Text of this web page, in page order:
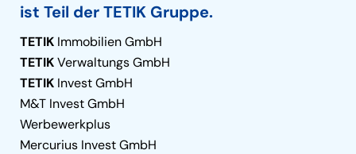
ist Teil der TETIK Gruppe.
TETIK Immobilien GmbH
TETIKVerwaltungs GmbH
TETIK Invest GmbH
M&T Invest GmbH
Werbewerkplus
Mercurius Invest GmbH